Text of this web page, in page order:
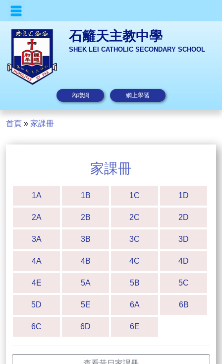
石籬天主教中學
SHEK LEI CATHOLIC SECONDARY SCHOOL
內聯網 網上學習
首頁 » 家課冊
家課冊
1A 1B 1C 1D
2A 2B 2C 2D
3A 3B 3C 3D
4A 4B 4C 4D
4E 5A 5B 5C
5D 5E 6A 6B
6C 6D 6E